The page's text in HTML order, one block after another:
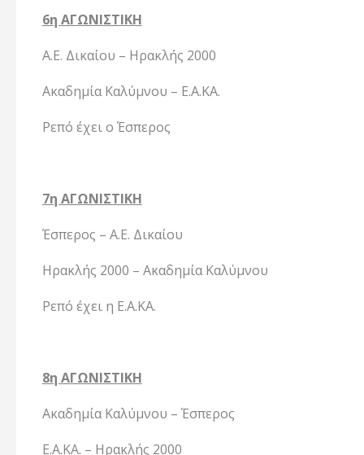
6η ΑΓΩΝΙΣΤΙΚΗ
Α.Ε. Δικαίου – Ηρακλής 2000
Ακαδημία Καλύμνου – Ε.Α.ΚΑ.
Ρεπό έχει ο Έσπερος
7η ΑΓΩΝΙΣΤΙΚΗ
Έσπερος – Α.Ε. Δικαίου
Ηρακλής 2000 – Ακαδημία Καλύμνου
Ρεπό έχει η Ε.Α.ΚΑ.
8η ΑΓΩΝΙΣΤΙΚΗ
Ακαδημία Καλύμνου – Έσπερος
Ε.Α.ΚΑ. – Ηρακλής 2000